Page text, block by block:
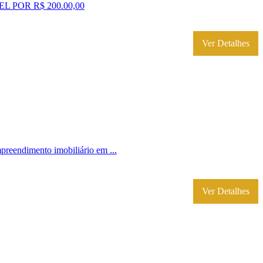
POR R$ 200.00,00
Ver Detalhes
imobiliário em ...
Ver Detalhes